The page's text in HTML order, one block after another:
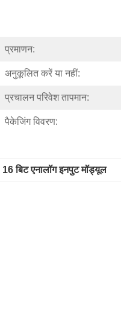
प्रमाणन:
अनुकूलित करें या नहीं:
प्रचालन परिवेश तापमान:
पैकेजिंग विवरण:
16 बिट एनालॉग इनपुट मॉड्यूल